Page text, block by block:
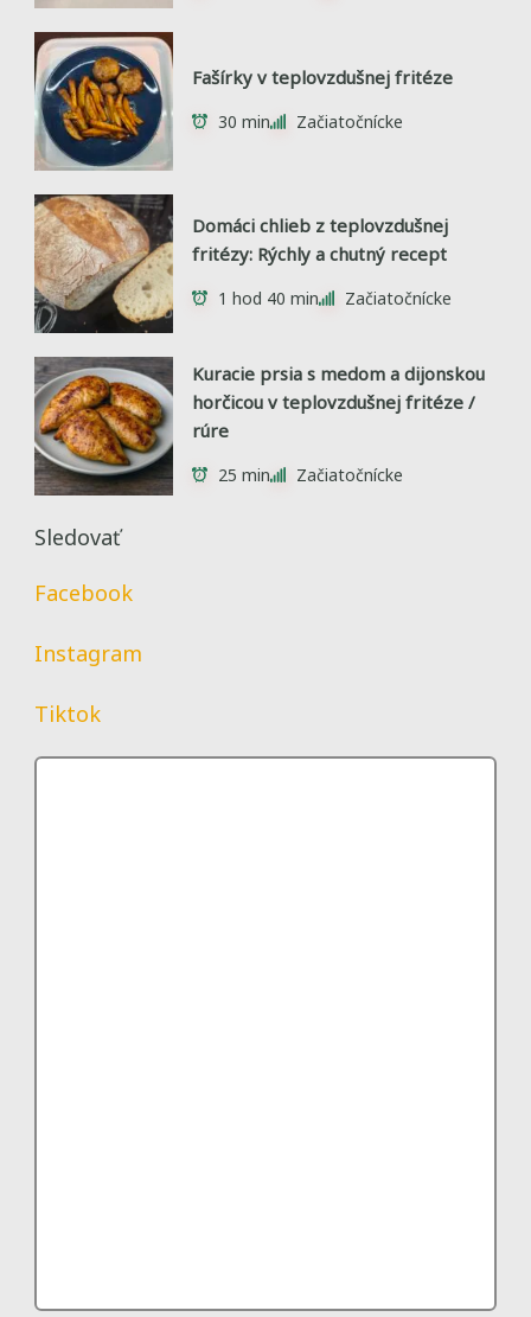
Fašírky v teplovzdušnej fritéze
30 min Začiatočnícke
Domáci chlieb z teplovzdušnej
fritézy: Rýchly a chutný recept
1 hod 40 min Začiatočnícke
Kuracie prsia s medom a dijonskou
horčicou v teplovzdušnej fritéze /
rúre
25 min Začiatočnícke
Sledovať
Facebook
Instagram
Tiktok